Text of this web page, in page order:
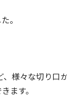
。
様々な切り口
ます。